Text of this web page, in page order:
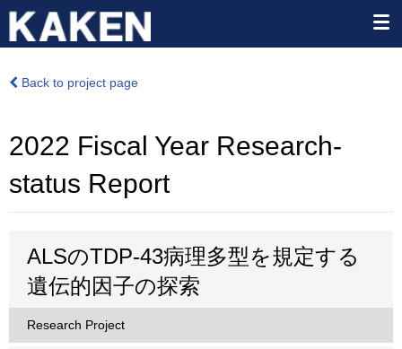
Back to project page
2022 Fiscal Year Research-
status Report
ALSのTDP-43病理多型を規定する
遺伝的因子の探索
Research Project